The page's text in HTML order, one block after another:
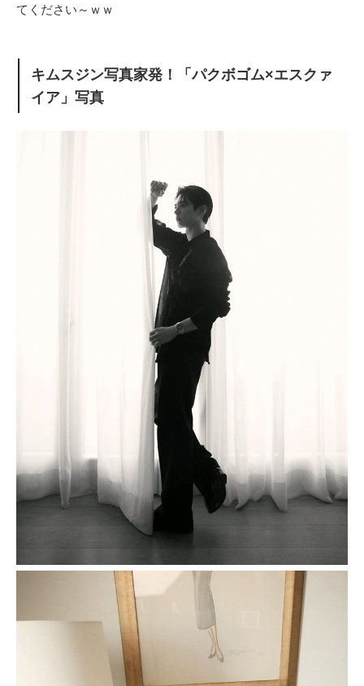
てください～ｗｗ
キムスジン写真家発！「パクボゴム×エスクァ
イア」写真